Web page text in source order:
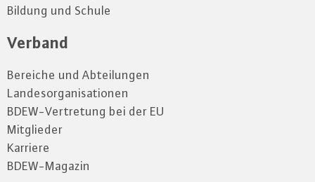
Bildung und Schule
Verband
Bereiche und Abteilungen
Landesorganisationen
BDEW-Vertretung bei der EU
Mitglieder
Karriere
BDEW-Magazin